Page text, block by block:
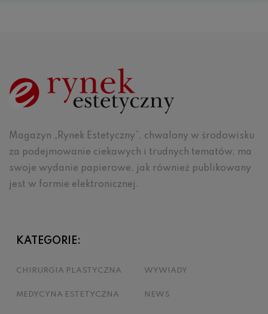
Magazyn „Rynek Estetyczny”, chwalony w środowisku
za podejmowanie ciekawych i trudnych tematów, ma
swoje wydanie papierowe, jak również publikowany
jest w formie elektronicznej.
KATEGORIE:
CHIRURGIA PLASTYCZNA
MEDYCYNA ESTETYCZNA
WYWIADY
NEWS